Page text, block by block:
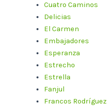
Cuatro Caminos
Delicias
El Carmen
Embajadores
Esperanza
Estrecho
Estrella
Fanjul
Francos Rodríguez